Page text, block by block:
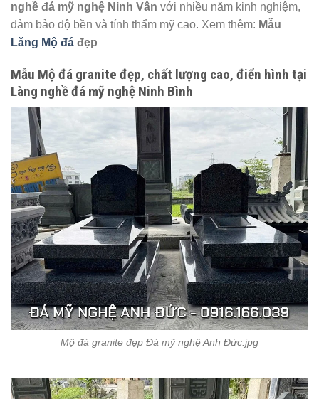
nghề đá mỹ nghệ Ninh Vân với nhiều năm kinh nghiệm,
đảm bảo độ bền và tính thẩm mỹ cao. Xem thêm: Mẫu
Lăng Mộ đá đẹp
Mẫu Mộ đá granite đẹp, chất lượng cao, điển hình tại
Làng nghề đá mỹ nghệ Ninh Bình
Mộ đá granite đẹp Đá mỹ nghệ Anh Đức.jpg